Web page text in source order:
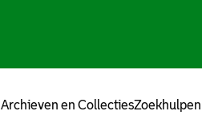
Archieven en CollectiesZoekhulpen